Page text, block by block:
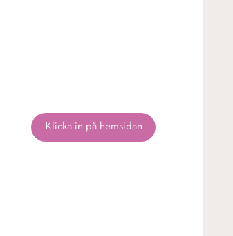
Klicka in på hemsidan